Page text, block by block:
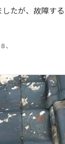
たが、故障す
、